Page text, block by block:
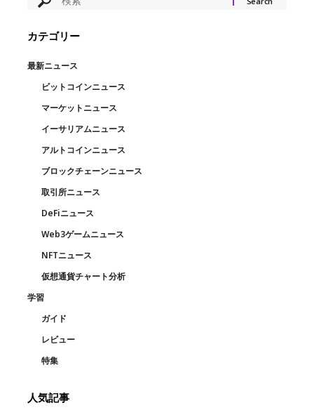
カテゴリー
最新ニュース
ビットコインニュース
マーケットニュース
イーサリアムニュース
アルトコインニュース
ブロックチェーンニュース
取引所ニュース
DeFiニュース
Web3ゲームニュース
NFTニュース
仮想通貨チャート分析
学習
ガイド
レビュー
特集
人気記事